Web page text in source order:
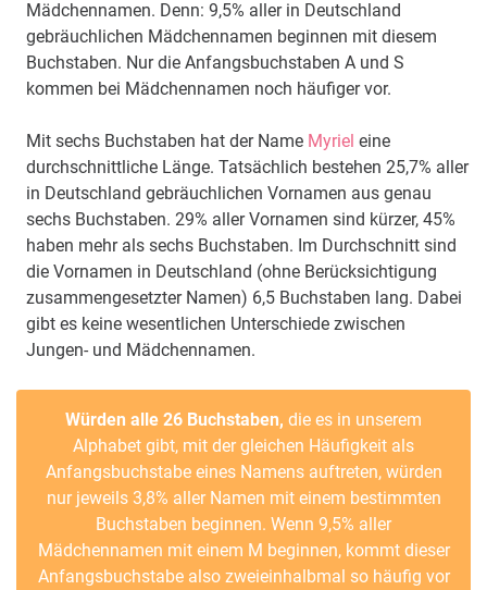
Mädchennamen. Denn: 9,5% aller in Deutschland
gebräuchlichen Mädchennamen beginnen mit diesem
Buchstaben. Nur die Anfangsbuchstaben A und S
kommen bei Mädchennamen noch häufiger vor.
Mit sechs Buchstaben hat der Name Myriel eine
durchschnittliche Länge. Tatsächlich bestehen 25,7% aller
in Deutschland gebräuchlichen Vornamen aus genau
sechs Buchstaben. 29% aller Vornamen sind kürzer, 45%
haben mehr als sechs Buchstaben. Im Durchschnitt sind
die Vornamen in Deutschland (ohne Berücksichtigung
zusammengesetzter Namen) 6,5 Buchstaben lang. Dabei
gibt es keine wesentlichen Unterschiede zwischen
Jungen- und Mädchennamen.
Würden alle 26 Buchstaben, die es in unserem
Alphabet gibt, mit der gleichen Häufigkeit als
Anfangsbuchstabe eines Namens auftreten, würden
nur jeweils 3,8% aller Namen mit einem bestimmten
Buchstaben beginnen. Wenn 9,5% aller
Mädchennamen mit einem M beginnen, kommt dieser
Anfangsbuchstabe also zweieinhalbmal so häufig vor